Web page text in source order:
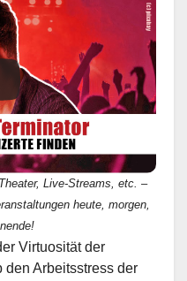
Live-Streams, etc. –
heute, morgen,
Virtuosität der
den Arbeitsstress der